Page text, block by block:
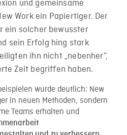
und gemeinsame
Work ein Papiertiger. Der
ein solcher bewusster
sein Erfolg hing stark
ihn nicht „nebenher“,
Zeit begriffen haben.
wurde deutlich: New
in neuen Methoden, sondern
Teams erhalten und